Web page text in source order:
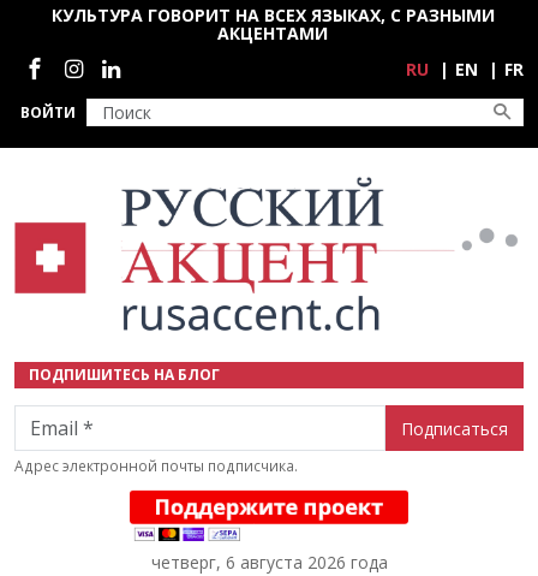
Перейти к основному содержанию
ВОЙТИ
КУЛЬТУРА ГОВОРИТ НА ВСЕХ ЯЗЫКАХ, С РАЗНЫМИ
АКЦЕНТАМИ
Социальные сети
RU EN FR
ПОДПИШИТЕСЬ НА БЛОГ
Email
Адрес электронной почты подписчика.
четверг, 6 августа 2026 года